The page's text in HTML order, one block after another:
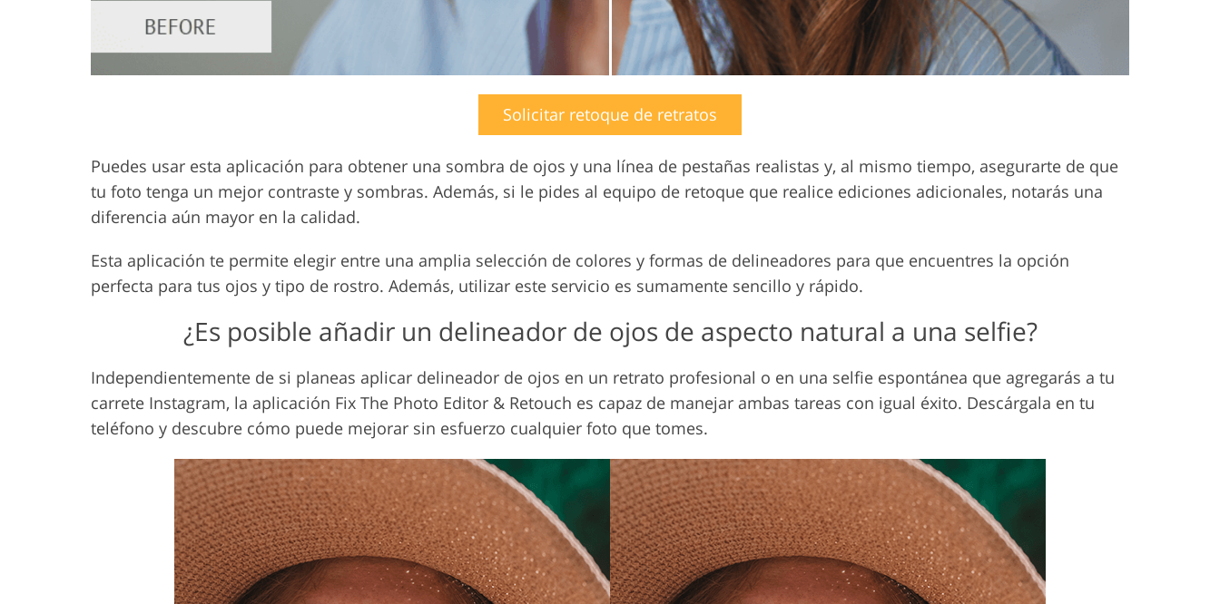
Solicitar retoque de retratos
Puedes usar esta aplicación para obtener una sombra de ojos y una línea de pestañas realistas y, al mismo tiempo, asegurarte de que
tu foto tenga un mejor contraste y sombras. Además, si le pides al equipo de retoque que realice ediciones adicionales, notarás una
diferencia aún mayor en la calidad.
Esta aplicación te permite elegir entre una amplia selección de colores y formas de delineadores para que encuentres la opción
perfecta para tus ojos y tipo de rostro. Además, utilizar este servicio es sumamente sencillo y rápido.
¿Es posible añadir un delineador de ojos de aspecto natural a una selfie?
Independientemente de si planeas aplicar delineador de ojos en un retrato profesional o en una selfie espontánea que agregarás a tu
carrete Instagram, la aplicación Fix The Photo Editor & Retouch es capaz de manejar ambas tareas con igual éxito. Descárgala en tu
teléfono y descubre cómo puede mejorar sin esfuerzo cualquier foto que tomes.